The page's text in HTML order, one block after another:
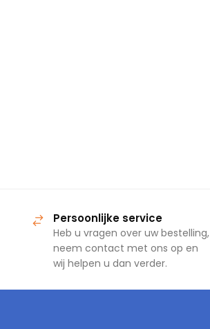
Persoonlijke service
Heb u vragen over uw bestelling,
neem contact met ons op en
wij helpen u dan verder.